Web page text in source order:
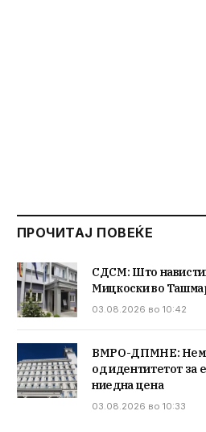
ПРОЧИТАЈ ПОВЕЌЕ
СДСМ: Што
Мицкоски во
03.08.2026 во 10:42
ВМРО-ДПМНЕ: Нема
од идентитетот за
ниедна цена
03.08.2026 во 10:33